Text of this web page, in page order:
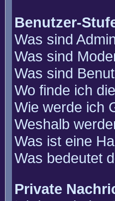
Benutzer-
Was sind
Was sind
Was sind
Wo finde ich
Wie werde ich
Weshalb
Was ist eine
Was bedeutet
Private